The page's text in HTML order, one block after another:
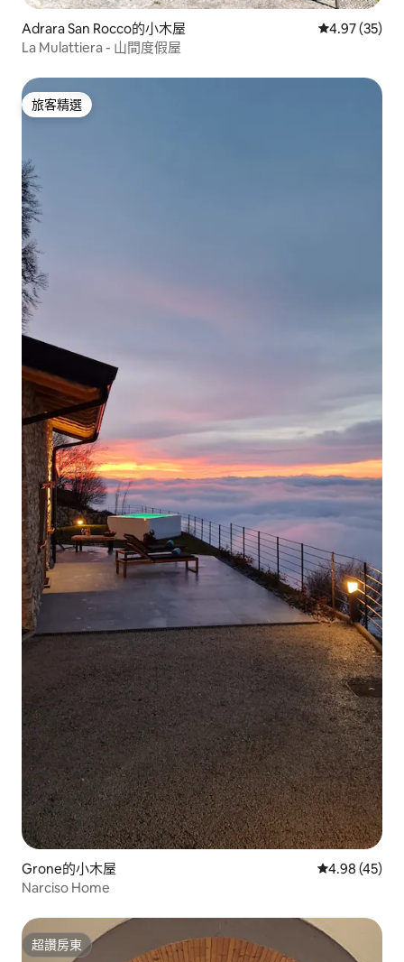
Adrara San Rocco的小木屋 從 35 則評價
4.97 (35)
La Mulattiera - 山間度假屋
旅客精選
旅客精選
Grone的小木屋 從 45 則評價
4.98 (45)
Narciso Home
超讚房東
超讚房東